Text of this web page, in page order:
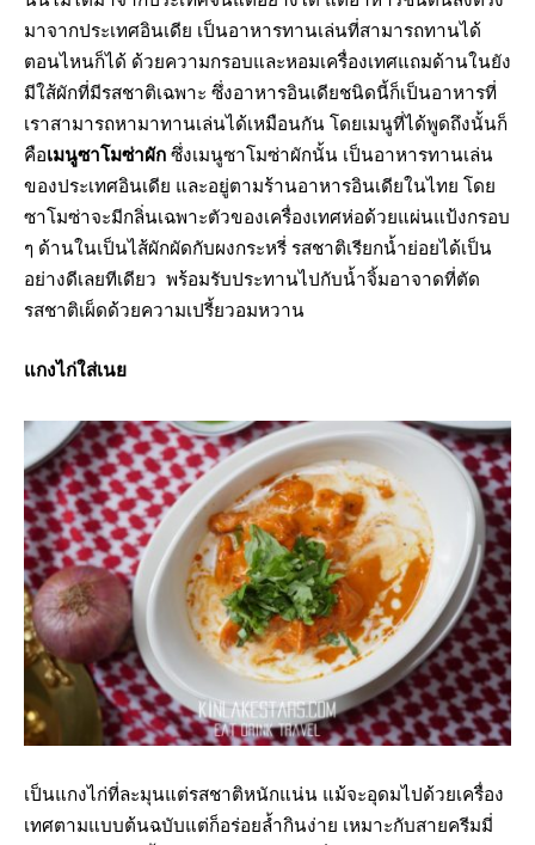
มาจากประเทศอินเดีย เป็นอาหารทานเล่นที่สามารถทานได้
ตอนไหนก็ได้ ด้วยความกรอบและหอมเครื่องเทศแถมด้านในยัง
มีใส้ผักที่มีรสชาติเฉพาะ ซึ่งอาหารอินเดียชนิดนี้ก็เป็นอาหารที่
เราสามารถหามาทานเล่นได้เหมือนกัน โดยเมนูที่ได้พูดถึงนั้นก็
คือเมนูซาโมซ่าผัก ซึ่งเมนูซาโมซ่าผักนั้น เป็นอาหารทานเล่น
ของประเทศอินเดีย และอยู่ตามร้านอาหารอินเดียในไทย โดย
ซาโมซ่าจะมีกลิ่นเฉพาะตัวของเครื่องเทศห่อด้วยแผ่นแป้งกรอบ
ๆ ด้านในเป็นไส้ผักผัดกับผงกระหรี่ รสชาติเรียกน้ำย่อยได้เป็น
อย่างดีเลยทีเดียว พร้อมรับประทานไปกับน้ำจิ้มอาจาดที่ตัด
รสชาติเผ็ดด้วยความเปรี้ยวอมหวาน
แกงไก่ใส่เนย
เป็นแกงไก่ที่ละมุนแต่รสชาติหนักแน่น แม้จะอุดมไปด้วยเครื่อง
เทศตามแบบต้นฉบับแต่ก็อร่อยล้ำกินง่าย เหมาะกับสายครีมมี่